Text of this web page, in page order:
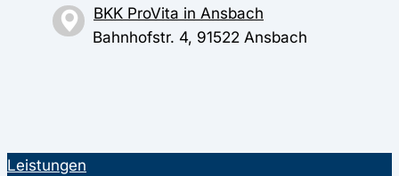
BKK ProVita in Ansbach
Bahnhofstr. 4, 91522 Ansbach
Leistungen